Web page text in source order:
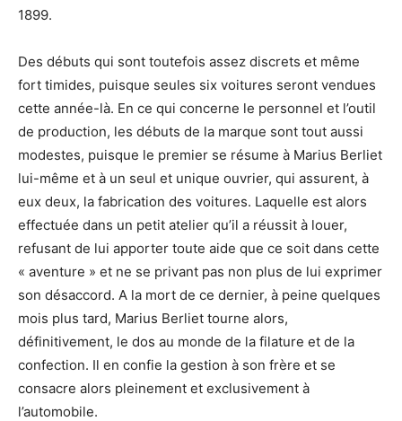
1899.
Des débuts qui sont toutefois assez discrets et même
fort timides, puisque seules six voitures seront vendues
cette année-là. En ce qui concerne le personnel et l’outil
de production, les débuts de la marque sont tout aussi
modestes, puisque le premier se résume à Marius Berliet
lui-même et à un seul et unique ouvrier, qui assurent, à
eux deux, la fabrication des voitures. Laquelle est alors
effectuée dans un petit atelier qu’il a réussit à louer,
refusant de lui apporter toute aide que ce soit dans cette
« aventure » et ne se privant pas non plus de lui exprimer
son désaccord. A la mort de ce dernier, à peine quelques
mois plus tard, Marius Berliet tourne alors,
définitivement, le dos au monde de la filature et de la
confection. Il en confie la gestion à son frère et se
consacre alors pleinement et exclusivement à
l’automobile.